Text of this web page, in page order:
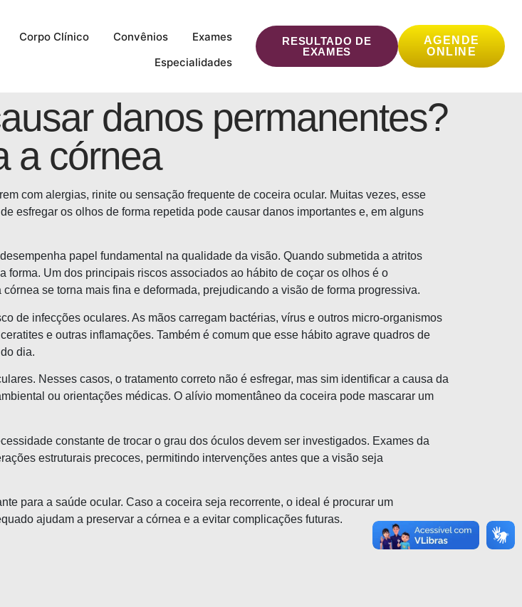
Corpo Clínico Convênios
Exames
Especialidades
AGENDE
ONLINE
RESULTADO DE
EXAMES
danos permanentes?
a córnea
com alergias, rinite ou sensação frequente de coceira ocular. Muitas vezes, esse
esfregar os olhos de forma repetida pode causar danos importantes e, em alguns
papel fundamental na qualidade da visão. Quando submetida a atritos
Um dos principais riscos associados ao hábito de coçar os olhos é o
se torna mais fina e deformada, prejudicando a visão de forma progressiva.
de infecções oculares. As mãos carregam bactérias, vírus e outros micro-organismos
e outras inflamações. Também é comum que esse hábito agrave quadros de
dia.
Nesses casos, o tratamento correto não é esfregar, mas sim identificar a causa da
ou orientações médicas. O alívio momentâneo da coceira pode mascarar um
constante de trocar o grau dos óculos devem ser investigados. Exames da
estruturais precoces, permitindo intervenções antes que a visão seja
para a saúde ocular. Caso a coceira seja recorrente, o ideal é procurar um
ajudam a preservar a córnea e a evitar complicações futuras.